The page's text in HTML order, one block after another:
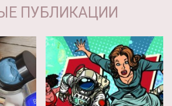
ПУБЛИКАЦИИ